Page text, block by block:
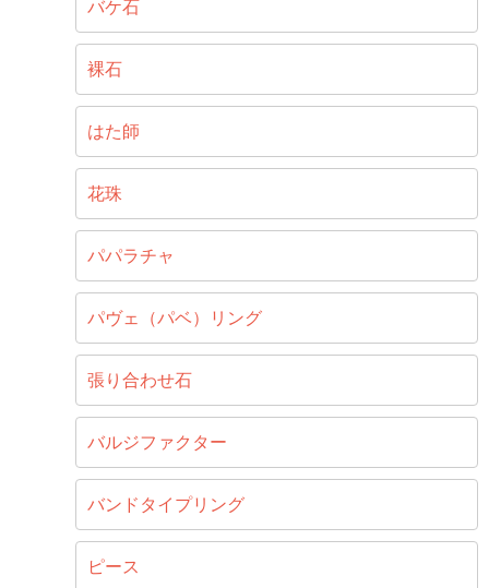
バケ石
裸石
はた師
花珠
パパラチャ
パヴェ（パベ）リング
張り合わせ石
バルジファクター
バンドタイプリング
ピース